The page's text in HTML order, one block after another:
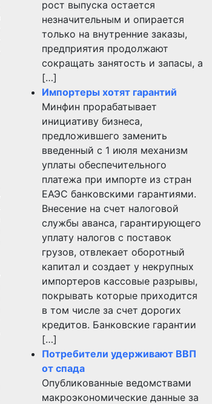
рост выпуска остается
незначительным и опирается
только на внутренние заказы,
предприятия продолжают
сокращать занятость и запасы, а
[…]
Импортеры хотят гарантий
Минфин прорабатывает
инициативу бизнеса,
предложившего заменить
введенный с 1 июля механизм
уплаты обеспечительного
платежа при импорте из стран
ЕАЭС банковскими гарантиями.
Внесение на счет налоговой
службы аванса, гарантирующего
уплату налогов с поставок
грузов, отвлекает оборотный
капитал и создает у некрупных
импортеров кассовые разрывы,
покрывать которые приходится
в том числе за счет дорогих
кредитов. Банковские гарантии
[…]
Потребители удерживают ВВП
от спада
Опубликованные ведомствами
макроэкономические данные за